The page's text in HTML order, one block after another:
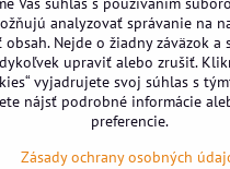
analyzovať správanie na
Nejde o žiadny záväzok a
upraviť alebo zrušiť.
vyjadrujete svoj súhlas s
nájsť podrobné informácie
preferencie.
Zásady ochrany osobných